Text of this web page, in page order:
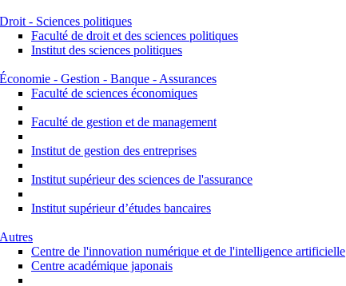
Droit - Sciences politiques
Faculté de droit et des sciences politiques
Institut des sciences politiques
Économie - Gestion - Banque - Assurances
Faculté de sciences économiques
Faculté de gestion et de management
Institut de gestion des entreprises
Institut supérieur des sciences de l'assurance
Institut supérieur d’études bancaires
Autres
Centre de l'innovation numérique et de l'intelligence artificielle
Centre académique japonais